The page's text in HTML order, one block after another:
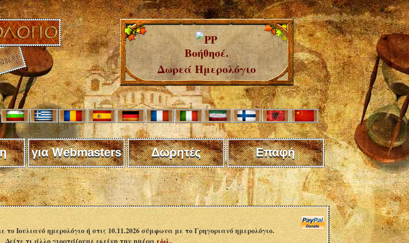
Βοήθησέ.
Δωρεά Ημερολόγιο
για Webmasters Δωρητές Επαφή
το Ιουλιανό ημερολόγιο ή στις 10.11.2026 σύμφωνα με το Γρηγοριανό ημερολόγιο.
Δείτε τι άλλο γιορτάζουμε εκείνη την ημέραεδώ..